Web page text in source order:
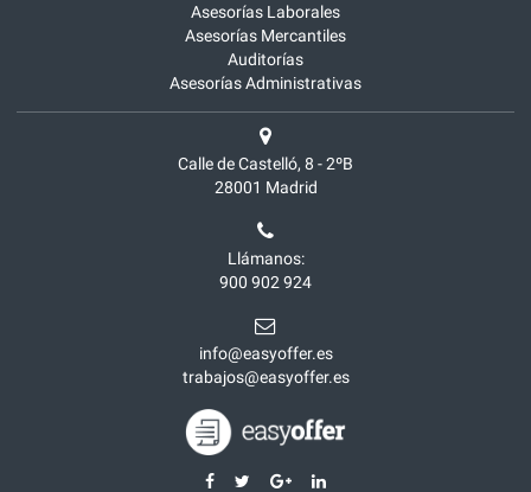
Asesorías Laborales
Asesorías Mercantiles
Auditorías
Asesorías Administrativas
Calle de Castelló, 8 - 2ºB
28001 Madrid
Llámanos:
900 902 924
info@easyoffer.es
trabajos@easyoffer.es